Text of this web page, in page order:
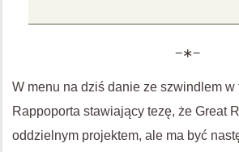
−∗−
W menu na dziś danie ze szwindlem w
Rappoporta stawiający tezę, że Great
oddzielnym projektem, ale ma być